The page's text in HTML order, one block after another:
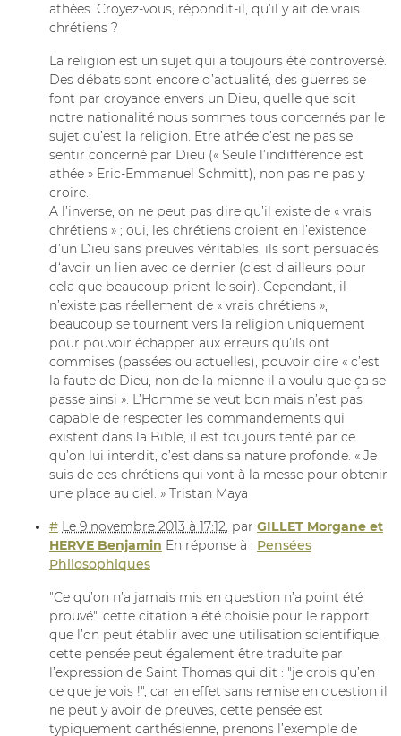
athées. Croyez-vous, répondit-il, qu’il y ait de vrais
chrétiens ?
La religion est un sujet qui a toujours été controversé.
Des débats sont encore d’actualité, des guerres se
font par croyance envers un Dieu, quelle que soit
notre nationalité nous sommes tous concernés par le
sujet qu’est la religion. Etre athée c’est ne pas se
sentir concerné par Dieu (« Seule l’indifférence est
athée » Eric-Emmanuel Schmitt), non pas ne pas y
croire.
A l’inverse, on ne peut pas dire qu’il existe de « vrais
chrétiens » ; oui, les chrétiens croient en l’existence
d’un Dieu sans preuves véritables, ils sont persuadés
d‘avoir un lien avec ce dernier (c’est d’ailleurs pour
cela que beaucoup prient le soir). Cependant, il
n’existe pas réellement de « vrais chrétiens »,
beaucoup se tournent vers la religion uniquement
pour pouvoir échapper aux erreurs qu’ils ont
commises (passées ou actuelles), pouvoir dire « c’est
la faute de Dieu, non de la mienne il a voulu que ça se
passe ainsi ». L’Homme se veut bon mais n’est pas
capable de respecter les commandements qui
existent dans la Bible, il est toujours tenté par ce
qu’on lui interdit, c’est dans sa nature profonde. « Je
suis de ces chrétiens qui vont à la messe pour obtenir
une place au ciel. » Tristan Maya
# Le 9 novembre 2013 à 17:12, par GILLET Morgane et
HERVE Benjamin En réponse à : Pensées
Philosophiques
"Ce qu’on n’a jamais mis en question n’a point été
prouvé", cette citation a été choisie pour le rapport
que l’on peut établir avec une utilisation scientifique,
cette pensée peut également être traduite par
l’expression de Saint Thomas qui dit : "je crois qu’en
ce que je vois !", car en effet sans remise en question il
ne peut y avoir de preuves, cette pensée est
typiquement carthésienne, prenons l’exemple de